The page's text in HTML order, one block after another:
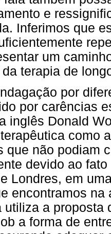
e
Inferimos que
um
terapia de
por
por carências
inglês Donald
como
que não podiam
devido ao
Londres, em
encontramos
utiliza a proposta
a forma de